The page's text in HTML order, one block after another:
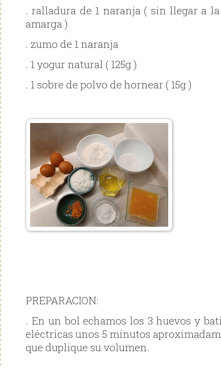
. ralladura de 1 naranja ( sin llegar a
amarga )
. zumo de 1 naranja
. 1 yogur natural ( 125g )
. 1 sobre de polvo de hornear ( 15g )
PREPARACION:
. En un bol echamos los 3 huevos y
eléctricas unos 5 minutos
que duplique su volumen.